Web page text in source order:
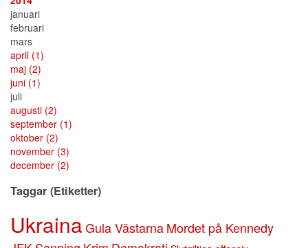
januari
februari
mars
april (1)
maj (2)
juni (1)
juli
augusti (2)
september (1)
oktober (2)
november (3)
december (2)
Taggar (Etiketter)
UkrainaGula VästarnaMordet på Kennedy